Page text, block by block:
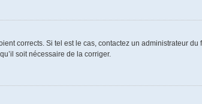
corrects. Si tel est le cas, contactez un administrateur
soit nécessaire de la corriger.